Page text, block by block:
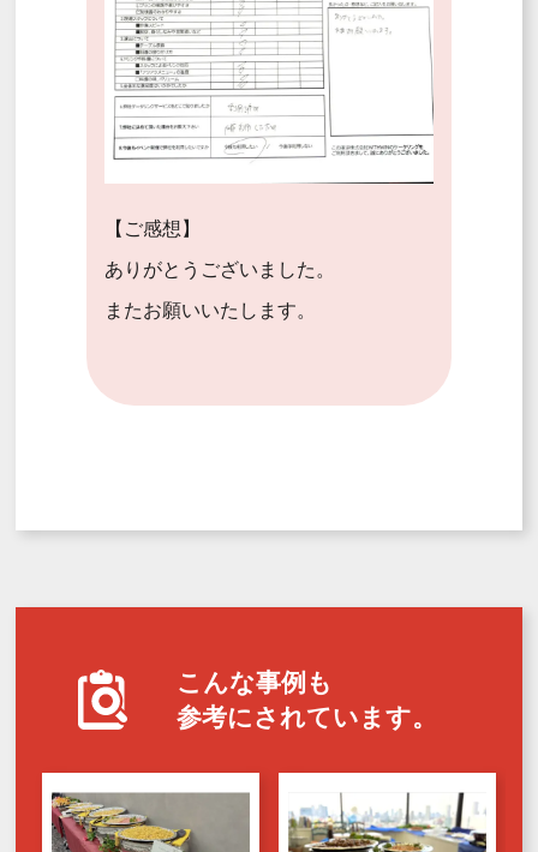
【ご感想】
ありがとうございました。
またお願いいたします。
こんな事例も
参考にされています。